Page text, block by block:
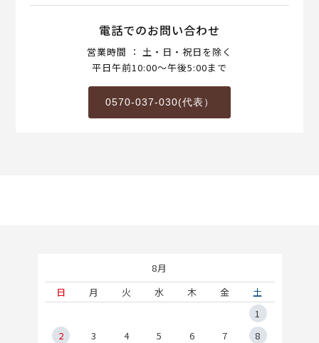
電話でのお問い合わせ
営業時間 ： 土・日・祝日を除く
平日午前10:00～午後5:00まで
0570-037-030(代表）
8月
日
月 火 水 木 金
土
1
2
3 4 5 6 7
8